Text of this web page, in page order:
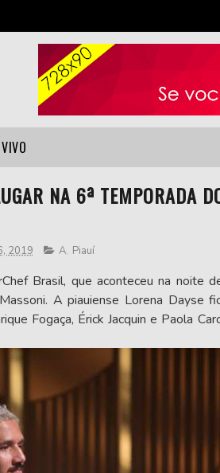
NA 6ª TEMPORADA
2019 A, Piauí
Brasil, que aconteceu na noite
A piauiense Lorena Dayse
Fogaça, Érick Jacquin e Paola